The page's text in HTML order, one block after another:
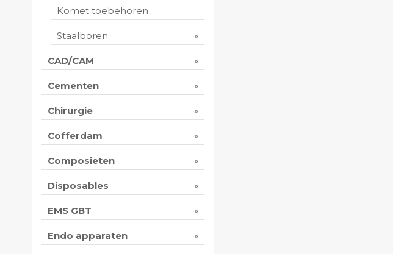
Komet toebehoren
Staalboren
CAD/CAM
Cementen
Chirurgie
Cofferdam
Composieten
Disposables
EMS GBT
Endo apparaten